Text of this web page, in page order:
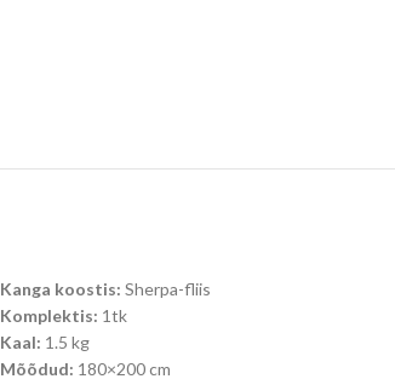
Kanga koostis: Sherpa-fliis
Komplektis: 1tk
Kaal: 1.5 kg
Mõõdud: 180×200 cm